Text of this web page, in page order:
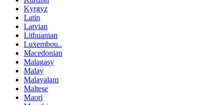
Kyrgyz
Latin
Latvian
Lithuanian
Luxembou..
Macedonian
Malagasy
Malay
Malayalam
Maltese
Maori